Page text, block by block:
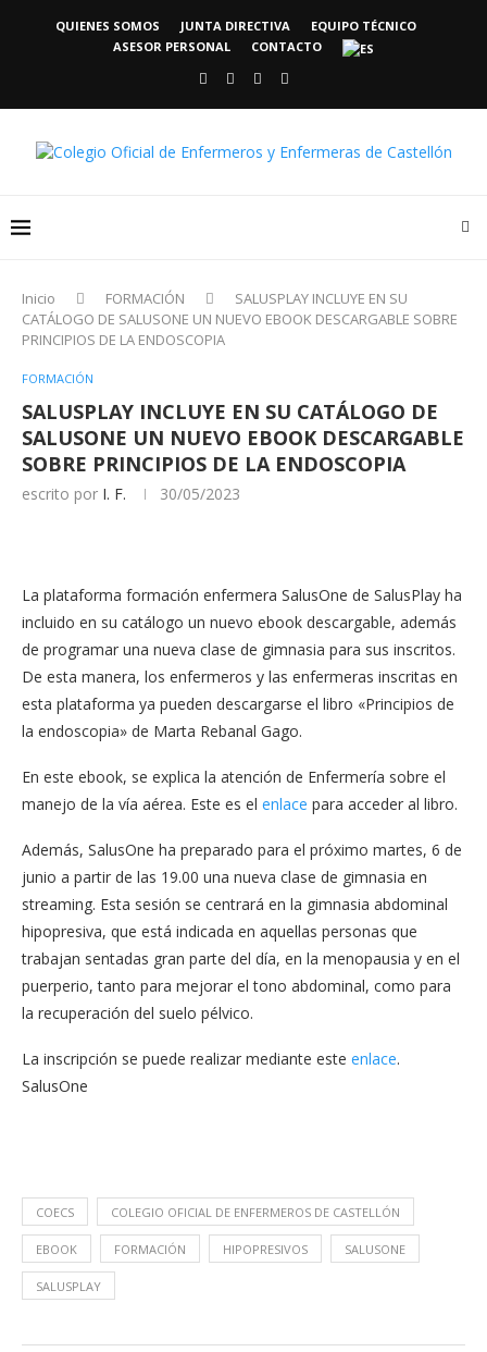
QUIENES SOMOS JUNTA DIRECTIVA
EQUIPO TÉCNICO
ASESOR PERSONAL
CONTACTO
Inicio FORMACIÓN
SALUSPLAY INCLUYE EN SU
CATÁLOGO DE SALUSONE UN NUEVO EBOOK DESCARGABLE SOBRE
PRINCIPIOS DE LA ENDOSCOPIA
FORMACIÓN
SALUSPLAY INCLUYE EN SU CATÁLOGO DE
SALUSONE UN NUEVO EBOOK DESCARGABLE
SOBRE PRINCIPIOS DE LA ENDOSCOPIA
escrito por I. F. 30/05/2023
La plataforma formación enfermera SalusOne de SalusPlay ha
incluido en su catálogo un nuevo ebook descargable, además
de programar una nueva clase de gimnasia para sus inscritos.
De esta manera, los enfermeros y las enfermeras inscritas en
esta plataforma ya pueden descargarse el libro «Principios de
la endoscopia» de Marta Rebanal Gago.
En este ebook, se explica la atención de Enfermería sobre el
manejo de la vía aérea. Este es el enlace para acceder al libro.
Además, SalusOne ha preparado para el próximo martes, 6 de
junio a partir de las 19.00 una nueva clase de gimnasia en
streaming. Esta sesión se centrará en la gimnasia abdominal
hipopresiva, que está indicada en aquellas personas que
trabajan sentadas gran parte del día, en la menopausia y en el
puerperio, tanto para mejorar el tono abdominal, como para
la recuperación del suelo pélvico.
La inscripción se puede realizar mediante este enlace.
SalusOne
COECS COLEGIO OFICIAL DE ENFERMEROS DE CASTELLÓN
EBOOK FORMACIÓN HIPOPRESIVOS SALUSONE
SALUSPLAY